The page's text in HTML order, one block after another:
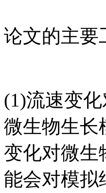
论文的主要
(1)流速变
微生物生长
变化对微生
能会对模拟